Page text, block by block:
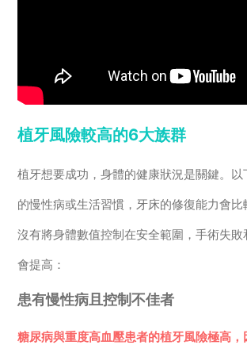
植牙風險較高的6大族群
植牙想要成功，身體的健康狀況是關鍵。以
的慢性病或生活習慣，牙床的修復能力會
沒有將身體數值控制在安全範圍，手術失
會提高：
患有慢性病且控制不佳者
糖尿病與重度高血壓患者的植牙風險極高